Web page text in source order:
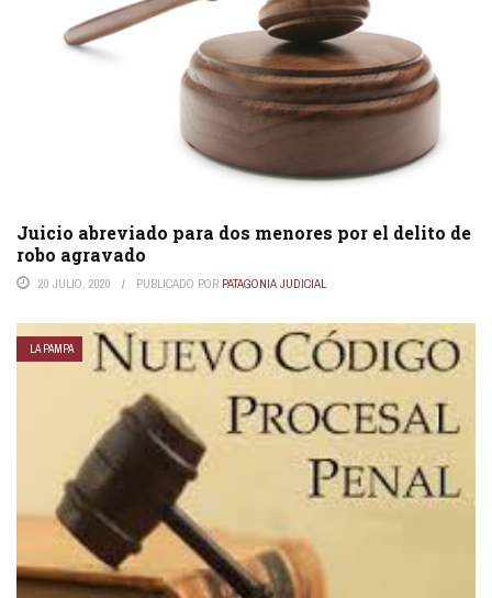
Juicio abreviado para dos menores por el delito de
robo agravado
20 JULIO, 2020 PUBLICADO POR PATAGONIA JUDICIAL
LA PAMPA